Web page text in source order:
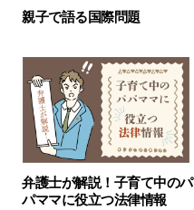
親子で語る国際問題
弁護士が解説！子育て中のパ
パママに役立つ法律情報